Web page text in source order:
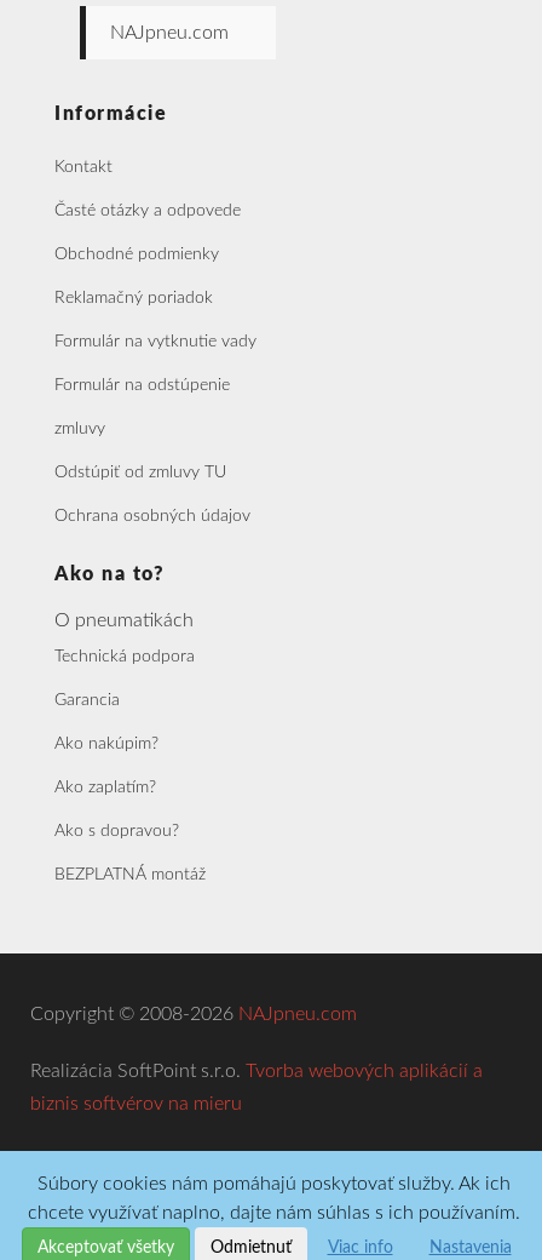
NAJpneu.com
Informácie
Kontakt
Časté otázky a odpovede
Obchodné podmienky
Reklamačný poriadok
Formulár na vytknutie vady
Formulár na odstúpenie
zmluvy
Odstúpiť od zmluvy TU
Ochrana osobných údajov
Ako na to?
O pneumatikách
Technická podpora
Garancia
Ako nakúpim?
Ako zaplatím?
Ako s dopravou?
BEZPLATNÁ montáž
Copyright © 2008-2026 NAJpneu.com
Realizácia SoftPoint s.r.o. Tvorba webových aplikácií a
biznis softvérov na mieru
Súbory cookies nám pomáhajú poskytovať služby. Ak ich
chcete využívať naplno, dajte nám súhlas s ich používaním.
Akceptovať všetky Odmietnuť Viac info Nastavenia